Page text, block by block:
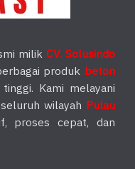
milik CV. Solusindo
produk beton
Kami melayani
wilayah Pulau
proses cepat, dan